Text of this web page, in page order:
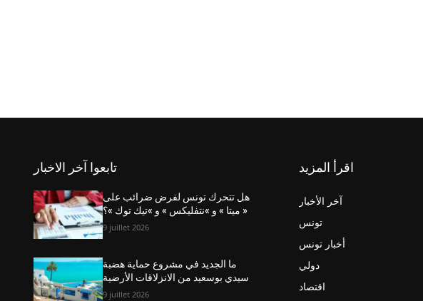
تابعوا آخر الاخبار
هل تتحرك تونس لفرض ضرائب على
« ميتا » و »نتفليكس » و »تيك توك »؟
9 juillet 2026
ما الجديد في مشروع حماية هضبة
سيدي بوسعيد من الانزلاقات الأرضية
9 juillet 2026
اقرأ المزيد
آخر الأخبار
تونس
أخبار تونس
دولي
اقتصاد